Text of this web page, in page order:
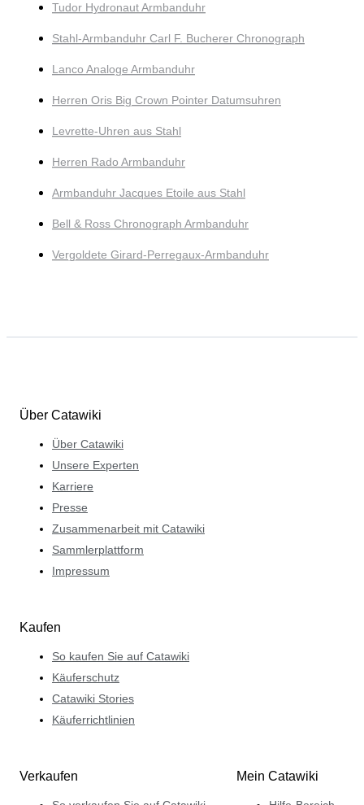
Tudor Hydronaut Armbanduhr
Stahl-Armbanduhr Carl F. Bucherer Chronograph
Lanco Analoge Armbanduhr
Herren Oris Big Crown Pointer Datumsuhren
Levrette-Uhren aus Stahl
Herren Rado Armbanduhr
Armbanduhr Jacques Etoile aus Stahl
Bell & Ross Chronograph Armbanduhr
Vergoldete Girard-Perregaux-Armbanduhr
Über Catawiki
Über Catawiki
Unsere Experten
Karriere
Presse
Zusammenarbeit mit Catawiki
Sammlerplattform
Impressum
Kaufen
So kaufen Sie auf Catawiki
Käuferschutz
Catawiki Stories
Käuferrichtlinien
Verkaufen Mein Catawiki